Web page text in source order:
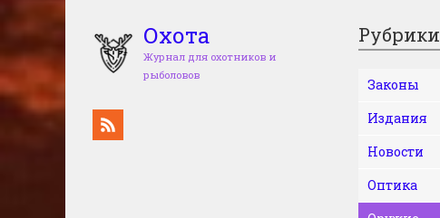
Охота
Журнал для охотников и
рыболовов
Рубрики
Законы
Издания
Новости
Оптика